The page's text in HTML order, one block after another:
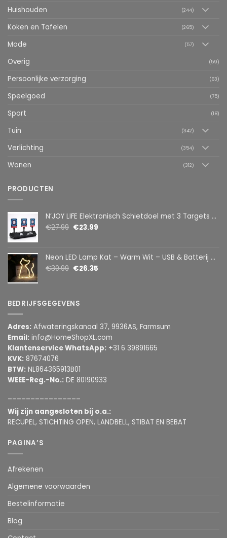
Huishouden (244)
Koken en Tafelen (265)
Mode (57)
Overig (59)
Persoonlijke verzorging (63)
Speelgoed (75)
Sport (18)
Tuin (342)
Verlichting (354)
Wonen (312)
PRODUCTEN
N’JOY LIFE Elektronisch Schietdoel met 3 Targets – Automatische Reset – Digitaal Scorebord – voor Foam Darts
€27.99 €23.99
Neon LED Lamp Kat – Warm Wit – USB & Batterij – Decoratieve Tafellamp voor Kinderkamer – 28,5 x 24,5 cm
€30.99 €26.35
BEDRIJFSGEGEVENS
Adres: Afwateringskanaal 37, 9936AS, Farmsum
Email: info@HomeShopXL.com
Klantenservice WhatsApp: +31 6 39891665
KVK: 87674076
BTW: NL864365913B01
WEEE-Reg.-No.: DE 80190933
Wij zijn aangesloten bij o.a.:
RECUPEL, STICHTING OPEN, LANDBELL, STIBAT EN BEBAT
PAGINA’S
Afrekenen
Algemene voorwaarden
Bestelinformatie
Blog